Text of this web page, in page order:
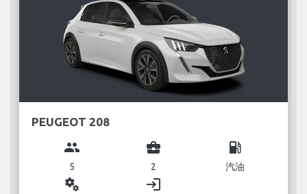
PEUGEOT 208
group
5
business_center
2
local_gas_station
汽油
miscellaneous_services login